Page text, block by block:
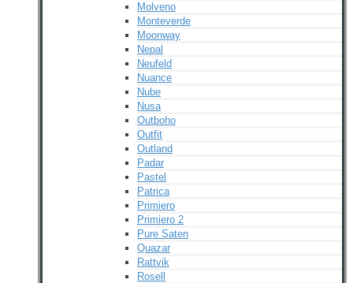
Molveno
Monteverde
Moonway
Nepal
Neufeld
Nuance
Nube
Nusa
Outboho
Outfit
Outland
Padar
Pastel
Patrica
Primiero
Primiero 2
Pure Saten
Quazar
Rattvik
Rosell